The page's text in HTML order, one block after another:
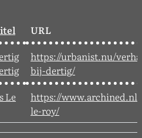
URL
https://urbanist.nu/
bij-dertig/
Le
https://www.archined.nl/
le-roy/